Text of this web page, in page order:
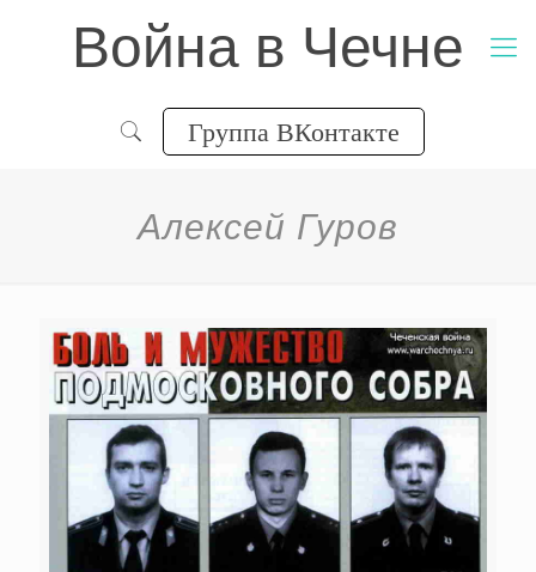
Война в Чечне
Группа ВКонтакте
Але­ксей Гуров